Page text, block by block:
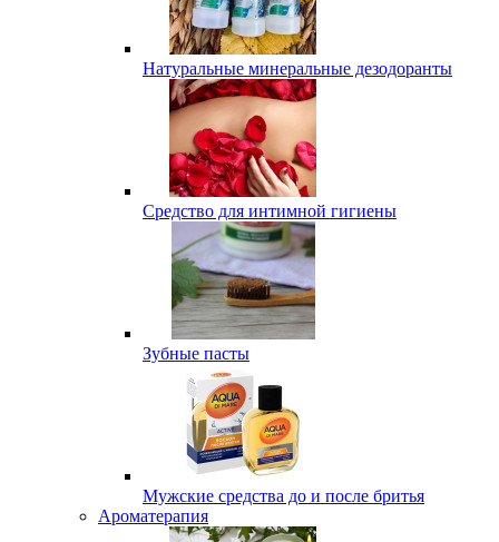
Натуральные минеральные дезодоранты
Средство для интимной гигиены
Зубные пасты
Мужские средства до и после бритья
Ароматерапия